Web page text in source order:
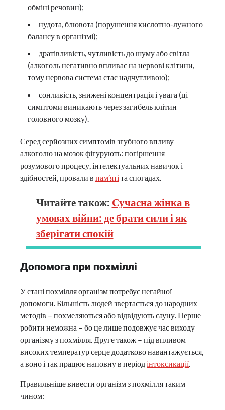
обміні речовин);
нудота, блювота (порушення кислотно-лужного
балансу в організмі);
дратівливість, чутливість до шуму або світла
(алкоголь негативно впливає на нервові клітини,
тому нервова система стає надчутливою);
сонливість, знижені концентрація і увага (ці
симптоми виникають через загибель клітин
головного мозку).
Серед серйозних симптомів згубного впливу
алкоголю на мозок фігурують: погіршення
розумового процесу, інтелектуальних навичок і
здібностей, провали в пам’яті та спогадах.
Читайте також: Сучасна жінка в
умовах війни: де брати сили і як
зберігати спокій
Допомога при похміллі
У стані похмілля організм потребує негайної
допомоги. Більшість людей звертається до народних
методів – похмеляються або відвідують сауну. Перше
робити неможна – бо це лише подовжує час виходу
організму з похмілля. Друге також – під впливом
високих температур серце додатково навантажується,
а воно і так працює наповну в періодінтоксикації.
Правильніше вивести організм з похмілля таким
чином: